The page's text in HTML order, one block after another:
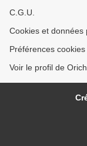
C.G.U.
Cookies et données
Préférences cookies
Voir le profil de